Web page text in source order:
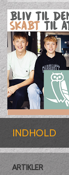
INDHOLD
ARTIKLER